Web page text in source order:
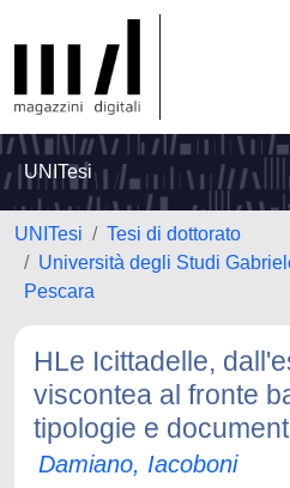
UNITesi
UNITesi
Tesi di dottorato
Università degli Studi
Pescara
HLe Icittadelle,
viscontea al fronte
tipologie e
Damiano, Iacoboni